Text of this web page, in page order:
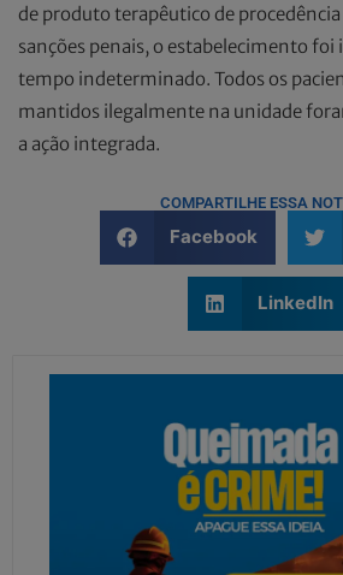
de produto terapêutico de
sanções penais, o estabelecimento
tempo indeterminado. Todos os
mantidos ilegalmente na unidade
a ação integrada.
COMPARTILHE ESSA
Facebook
LinkedIn